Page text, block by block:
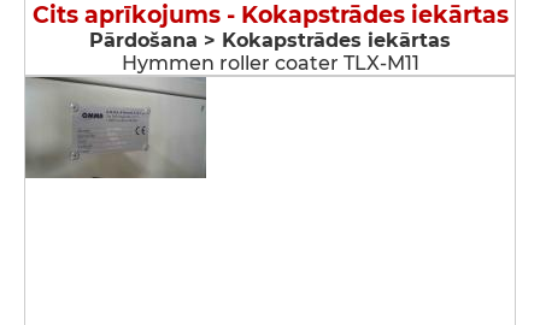
Cits aprīkojums - Kokapstrādes iekārtas
Pārdošana > Kokapstrādes iekārtas
Hymmen roller coater TLX-M11